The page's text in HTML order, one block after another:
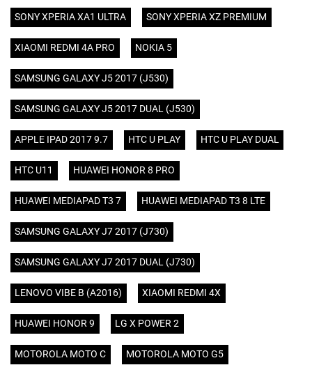
SONY XPERIA XA1 ULTRA SONY XPERIA XZ PREMIUM
XIAOMI REDMI 4A PRO NOKIA 5
SAMSUNG GALAXY J5 2017 (J530)
SAMSUNG GALAXY J5 2017 DUAL (J530)
APPLE IPAD 2017 9.7 HTC U PLAY HTC U PLAY DUAL
HTC U11 HUAWEI HONOR 8 PRO
HUAWEI MEDIAPAD T3 7 HUAWEI MEDIAPAD T3 8 LTE
SAMSUNG GALAXY J7 2017 (J730)
SAMSUNG GALAXY J7 2017 DUAL (J730)
LENOVO VIBE B (A2016) XIAOMI REDMI 4X
HUAWEI HONOR 9 LG X POWER 2
MOTOROLA MOTO C MOTOROLA MOTO G5